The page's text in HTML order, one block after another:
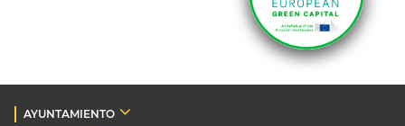
AYUNTAMIENTO